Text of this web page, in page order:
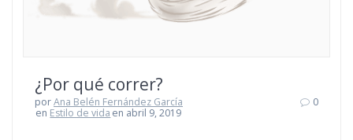
¿Por qué correr?
porAna Belén Fernández García
en Estilo de vida en abril 9, 2019
0